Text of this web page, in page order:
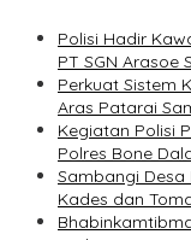
Polisi Hadir
PT SGN Arasoe
Perkuat Sistem
Aras Patarai
Kegiatan Polisi
Polres Bone
Sambangi Desa
Kades dan